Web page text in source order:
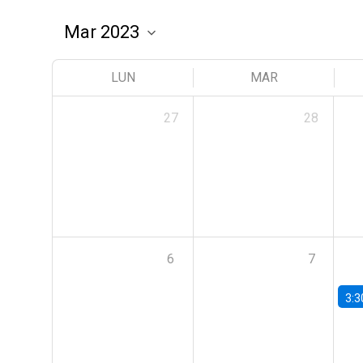
LUN MAR
27 28
6 7